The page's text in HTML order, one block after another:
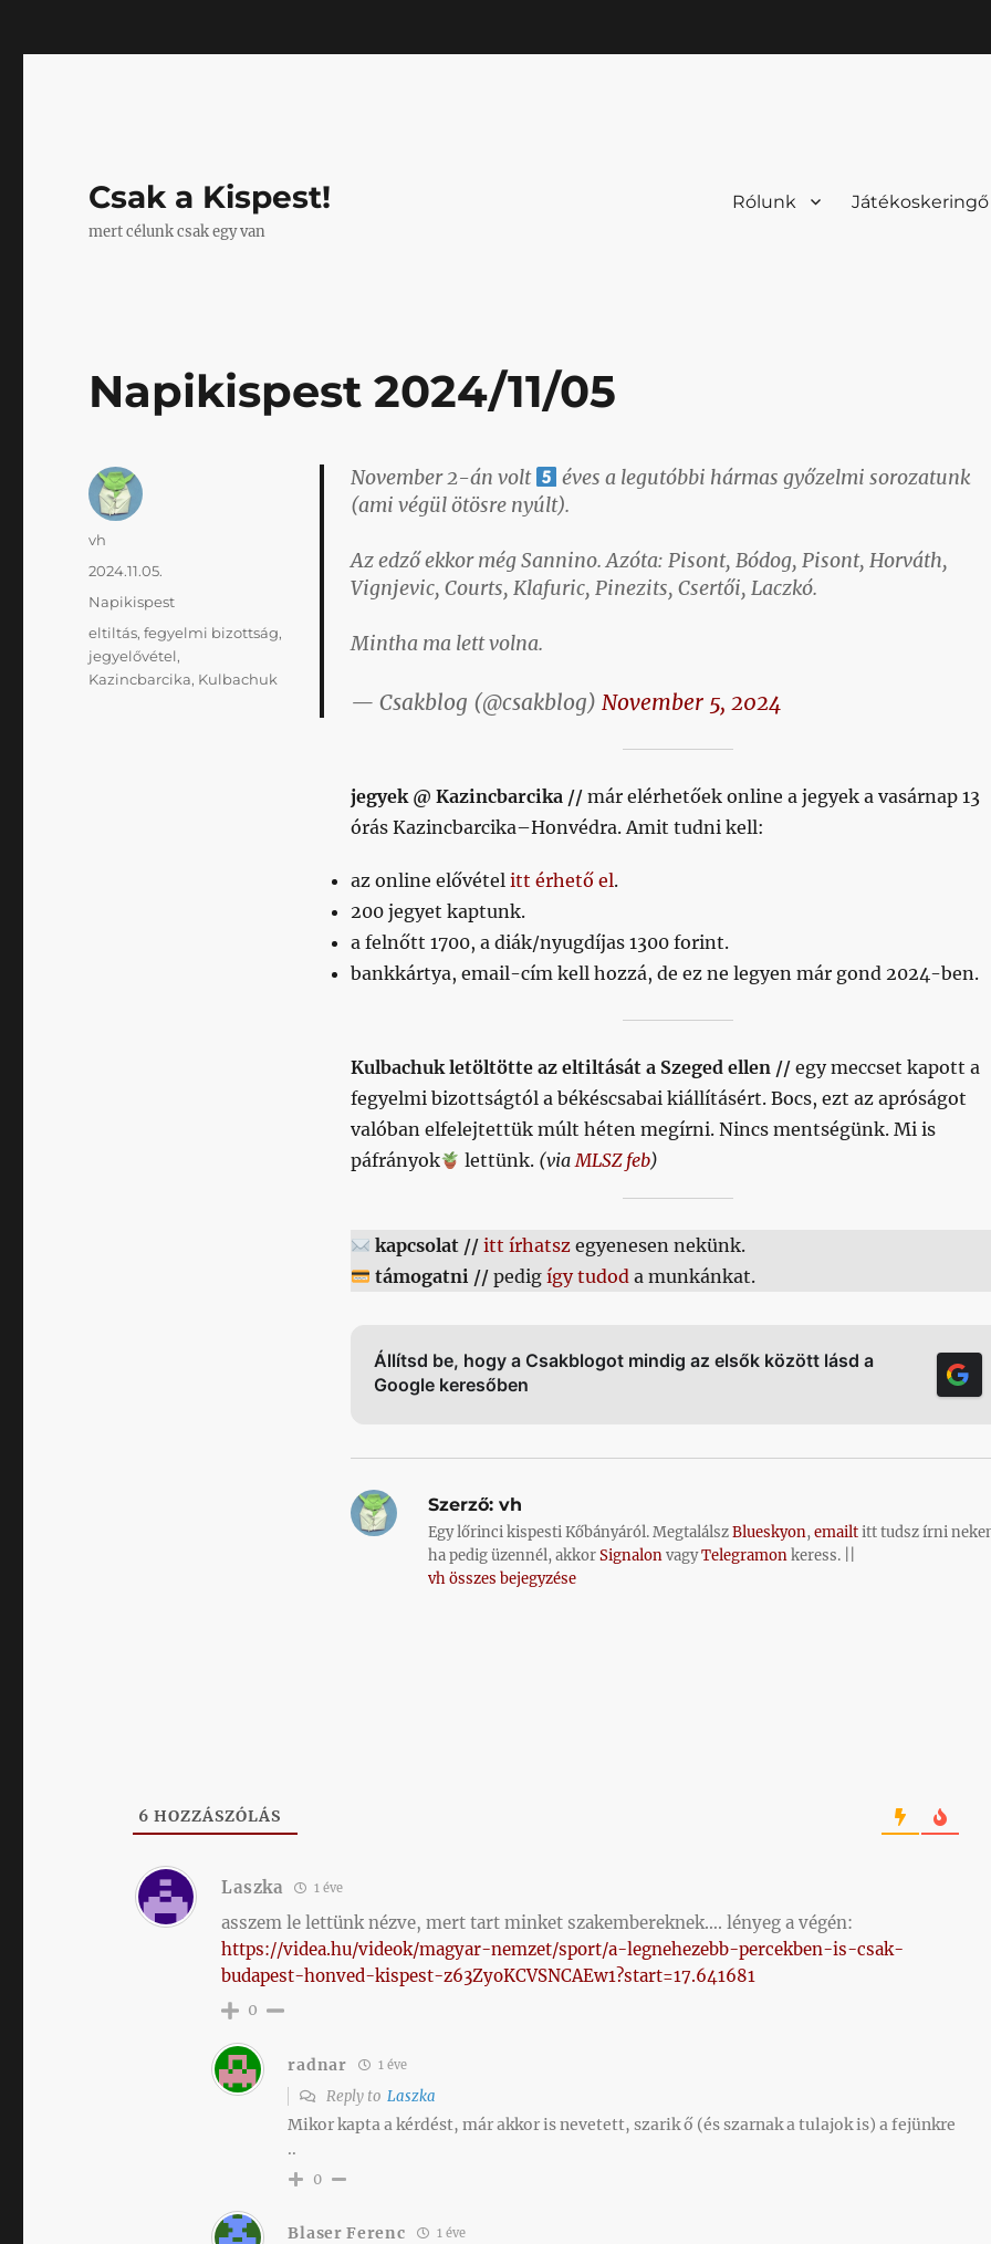
Csak a Kispest!
mert célunk csak egy van
Rólunk Játékoskeringő
Napikispest 2024/11/05
November 2-án volt
éves a legutóbbi hármas győzelmi sorozatunk
(ami végül ötösre nyúlt).
Az edző ekkor még Sannino. Azóta: Pisont, Bódog, Pisont, Horváth,
Vignjevic, Courts, Klafuric, Pinezits, Csertői, Laczkó.
Mintha ma lett volna.
— Csakblog (@csakblog) November 5, 2024
jegyek @ Kazincbarcika //már elérhetőek online a jegyek a vasárnap 13
órás Kazincbarcika–Honvédra. Amit tudni kell:
az online elővétel itt érhető el.
200 jegyet kaptunk.
a felnőtt 1700, a diák/nyugdíjas 1300 forint.
bankkártya, email-cím kell hozzá, de ez ne legyen már gond 2024-ben.
Kulbachuk letöltötte az eltiltását a Szeged ellen //egy meccset kapott a
fegyelmi bizottságtól a békéscsabai kiállításért. Bocs, ezt az apróságot
valóban elfelejtettük múlt héten megírni. Nincs mentségünk. Mi is
páfrányok
lettünk. (via MLSZ feb)
kapcsolat // itt írhatsz egyenesen nekünk.
támogatni // pedigígy tudod a munkánkat.
Állítsd be, hogy a Csakblogot mindig az elsők között lásd a
Google keresőben
Szerző:vh
Egy lőrinci kispesti Kőbányáról. MegtalálszBlueskyon,emailtitt tudsz írni
ha pedig üzennél, akkorSignalonvagyTelegramonkeress. ||
vh összes bejegyzése
Szerző
vh
Közzétéve
2024.11.05.
Kategória
Napikispest
Címke
eltiltás,fegyelmi bizottság,
jegyelővétel,
Kazincbarcika, Kulbachuk
6 HOZZÁSZÓLÁS
Laszka 1 éve
asszem le lettünk nézve, mert tart minket szakembereknek…. lényeg a végén:
https://videa.hu/videok/magyar-nemzet/sport/a-legnehezebb-percekben-is-csak-
budapest-honved-kispest-z63ZyoKCVSNCAEw1?start=17.641681
0
radnar 1 éve
Reply toLaszka
Mikor kapta a kérdést, már akkor is nevetett, szarik ő (és szarnak a tulajok is) a fejünkre
..
0
Blaser Ferenc 1 éve